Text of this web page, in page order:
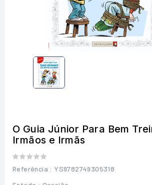
O Guia Júnior Para Bem
Irmãos e Irmãs
Referência : YS9782749305318